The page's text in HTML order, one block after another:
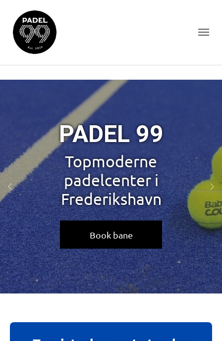
PADEL 99
Topmoderne
padelcenter i
Frederikshavn
Book bane
Previous
Tourist who wants to play